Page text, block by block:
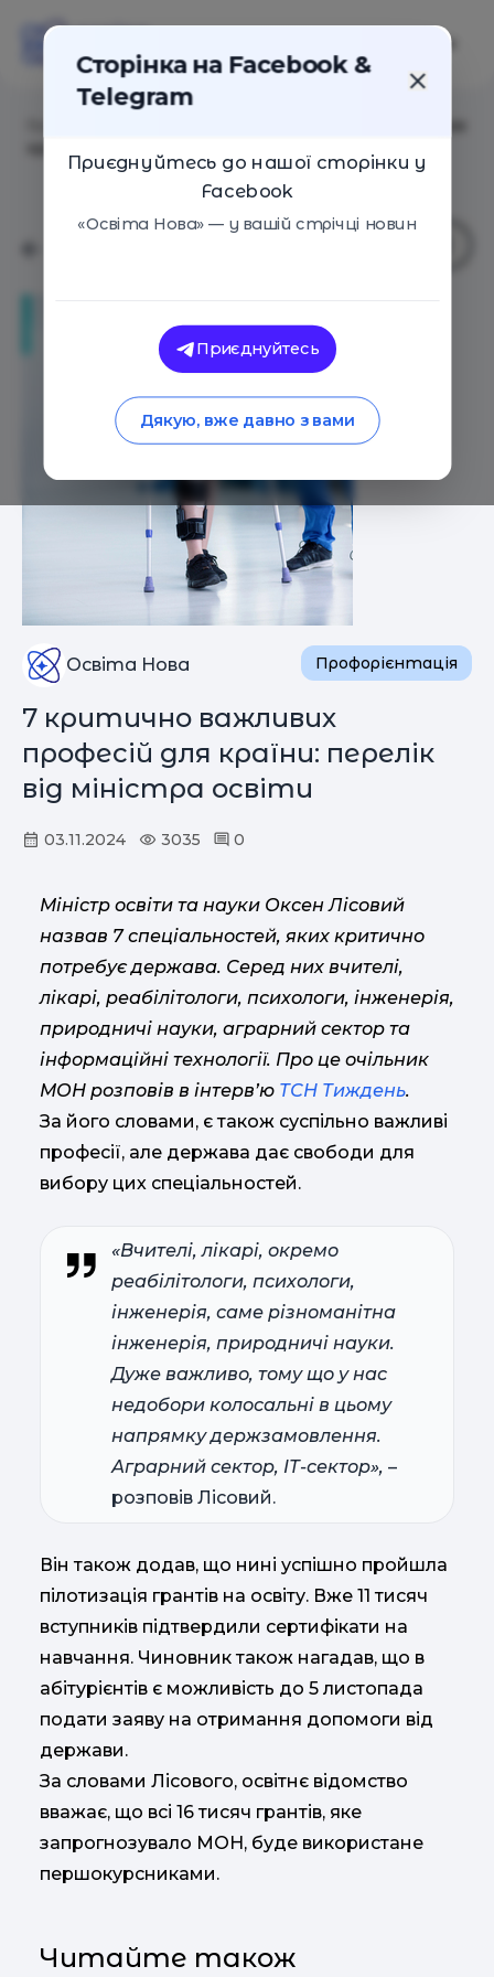
Освіта Нова Профорієнтація
7 критично важливих
професій для країни: перелік
від міністра освіти
03.11.2024 3035 0
Міністр освіти та науки Оксен Лісовий
назвав 7 спеціальностей, яких критично
потребує держава. Серед них вчителі,
лікарі, реабілітологи, психологи, інженерія,
природничі науки, аграрний сектор та
інформаційні технології. Про це очільник
МОН розповів в інтервʼю ТСН Тиждень.
За його словами, є також суспільно важливі
професії, але держава дає свободи для
вибору цих спеціальностей.
«Вчителі, лікарі, окремо
реабілітологи, психологи,
інженерія, саме різноманітна
інженерія, природничі науки.
Дуже важливо, тому що у нас
недобори колосальні в цьому
напрямку держзамовлення.
Аграрний сектор, ІТ-сектор», –
розповів Лісовий.
Він також додав, що нині успішно пройшла
пілотизація грантів на освіту. Вже 11 тисяч
вступників підтвердили сертифікати на
навчання. Чиновник також нагадав, що в
абітурієнтів є можливість до 5 листопада
подати заяву на отримання допомоги від
держави.
За словами Лісового, освітнє відомство
вважає, що всі 16 тисяч грантів, яке
запрогнозувало МОН, буде використане
першокурсниками.
Читайте також
Сторінка на Facebook &
Telegram
Приєднуйтесь до нашої сторінки у
Facebook
«Освіта Нова» — у вашій стрічці новин
Приєднуйтесь
Дякую, вже давно з вами